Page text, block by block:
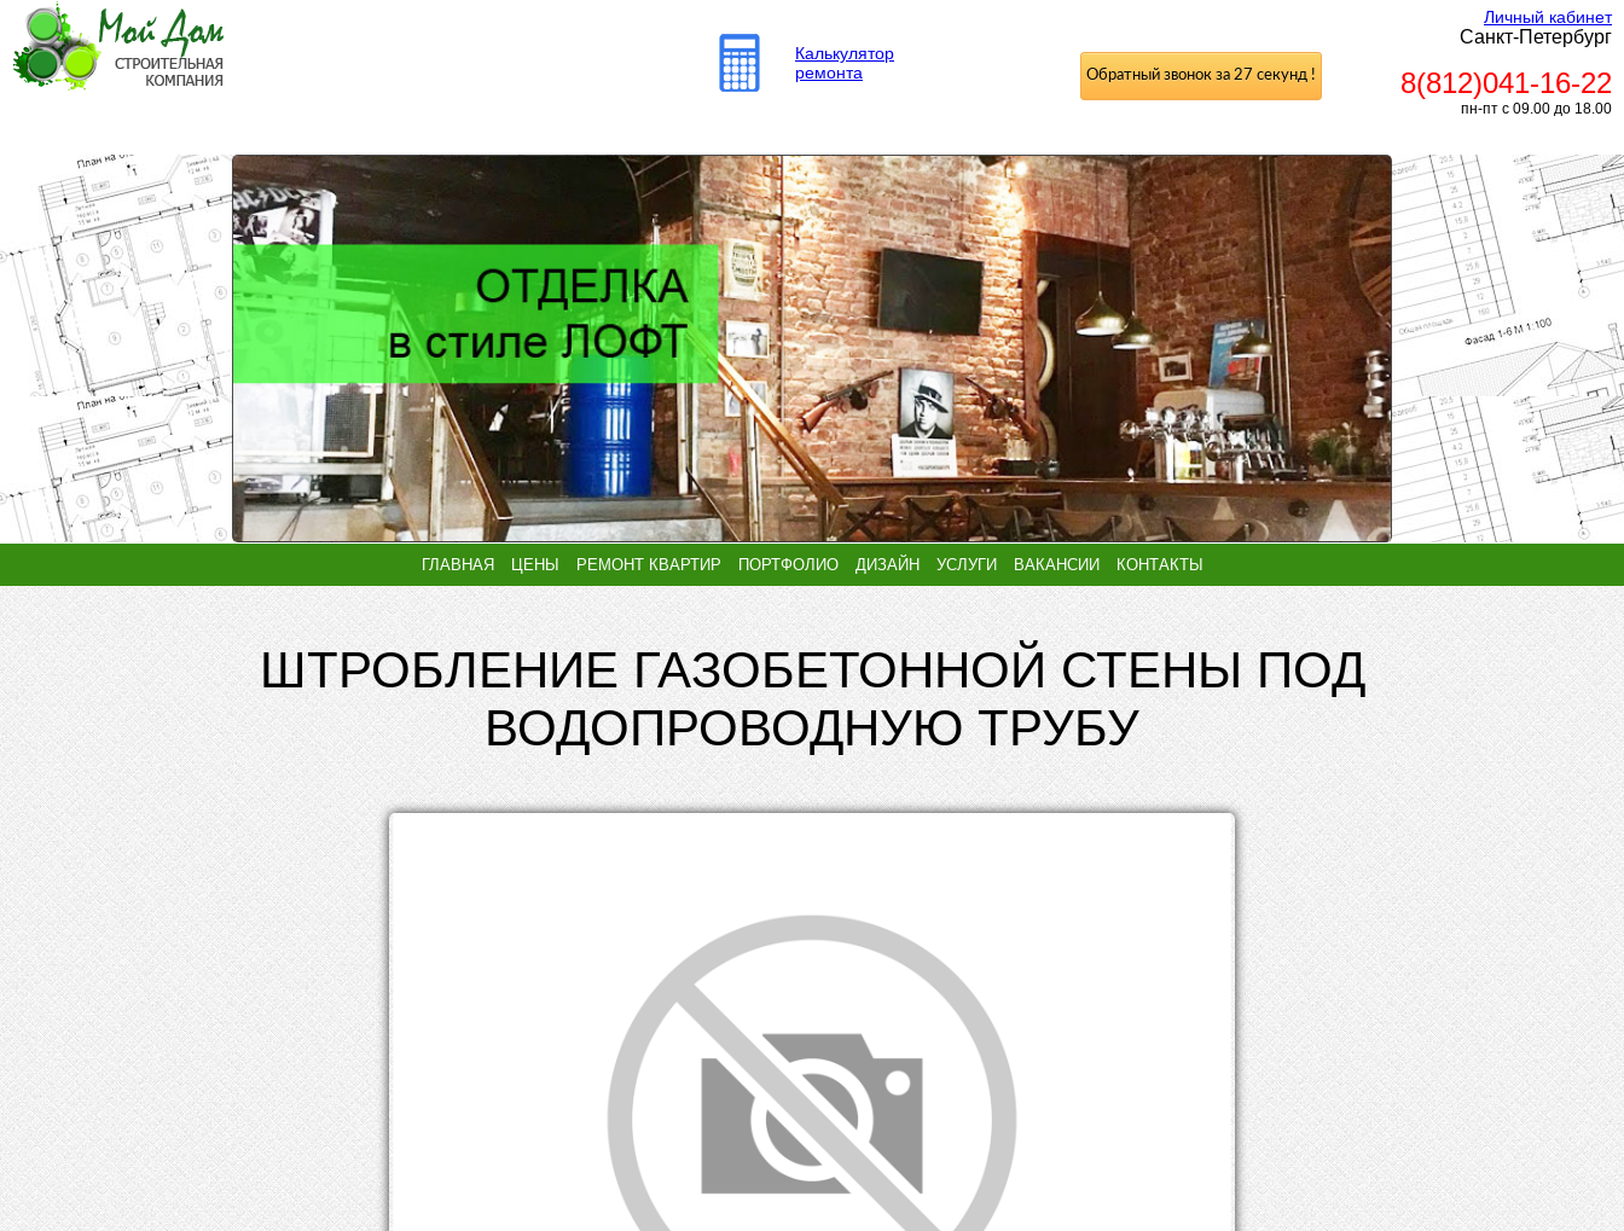
Калькулятор
ремонта
Личный кабинет
Санкт-Петербург
8(812)041-16-22
пн-пт с 09.00 до 18.00
Обратный звонок за 27 секунд !
ГЛАВНАЯ ЦЕНЫ РЕМОНТ КВАРТИР ПОРТФОЛИО ДИЗАЙН УСЛУГИ ВАКАНСИИ КОНТАКТЫ
ШТРОБЛЕНИЕ ГАЗОБЕТОННОЙ СТЕНЫ ПОД
ВОДОПРОВОДНУЮ ТРУБУ